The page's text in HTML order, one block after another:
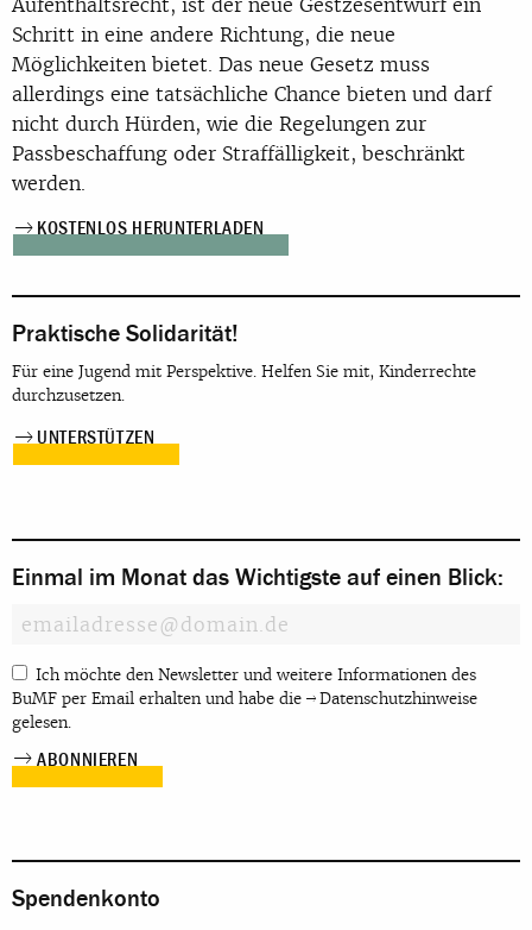
Schritt in eine andere Richtung, die neue
Möglichkeiten bietet. Das neue Gesetz muss
allerdings eine tatsächliche Chance bieten und darf
nicht durch Hürden, wie die Regelungen zur
Passbeschaffung oder Straffälligkeit, beschränkt
werden.
KOSTENLOS HERUNTERLADEN
Praktische Solidarität!
Für eine Jugend mit Perspektive. Helfen Sie mit, Kinderrechte
durchzusetzen.
UNTERSTÜTZEN
Einmal im Monat das Wichtigste auf einen Blick:
Ich möchte den Newsletter und weitere Informationen des
BuMF per Email erhalten und habe die
Datenschutzhinweise
gelesen.
Spendenkonto